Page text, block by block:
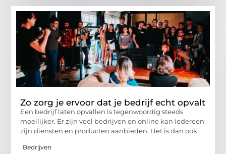
Zo zorg je ervoor dat je bedrijf echt opvalt
Een bedrijf laten opvallen is tegenwoordig steeds
moeilijker. Er zijn veel bedrijven en online kan iedereen
zijn diensten en producten aanbieden. Het is dan ook
Bedrijven